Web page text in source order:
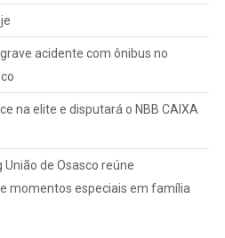
acidente com ônibus no
na elite e disputará o NBB CAIXA
União de Osasco reúne
momentos especiais em família